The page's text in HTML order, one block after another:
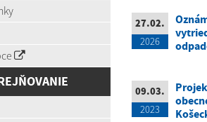
27.02.
2026
09.03.
2023